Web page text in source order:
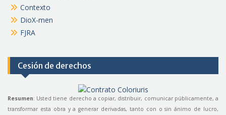
Contexto
DioX-men
FJRA
Cesión de derechos
Resumen: Usted tiene derecho a copiar, distribuir, comunicar públicamente, a
transformar esta obra y a generar derivadas, tanto con o sin ánimo de lucro,